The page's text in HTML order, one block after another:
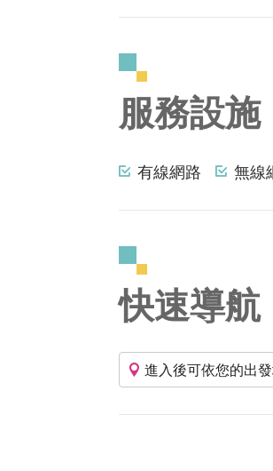
服務設施
有線網路 無線
快速導航
進入後可依您的出